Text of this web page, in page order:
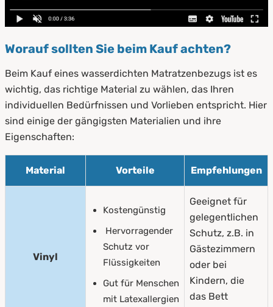
Worauf sollten Sie beim Kauf achten?
Beim Kauf eines wasserdichten Matratzenbezugs ist es
wichtig, das richtige Material zu wählen, das Ihren
individuellen Bedürfnissen und Vorlieben entspricht. Hier
sind einige der gängigsten Materialien und ihre
Eigenschaften:
Material Vorteile Empfehlungen
Vinyl
Kostengünstig
Hervorragender
Schutz vor
Flüssigkeiten
Gut für Menschen
mit Latexallergien
Geeignet für
gelegentlichen
Schutz, z.B. in
Gästezimmern
oder bei
Kindern, die
das Bett